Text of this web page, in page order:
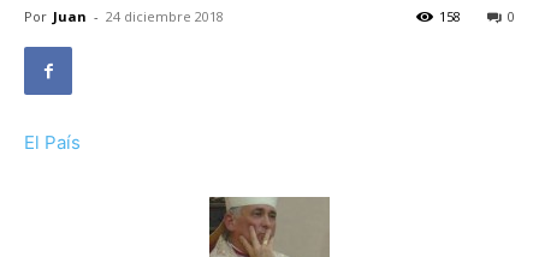
Por Juan - 24 diciembre 2018 0
158
El País